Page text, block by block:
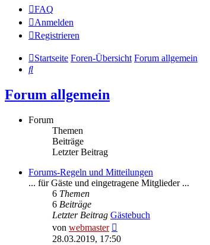
FAQ
Anmelden
Registrieren
Startseite Foren-Übersicht Forum allgemein
Suche
Forum allgemein
Forum
Themen
Beiträge
Letzter Beitrag
Forums-Regeln und Mitteilungen
... für Gäste und eingetragene Mitglieder ...
6 Themen
6 Beiträge
Letzter Beitrag Gästebuch
von webmaster
Beitrag
28.03.2019, 17:50